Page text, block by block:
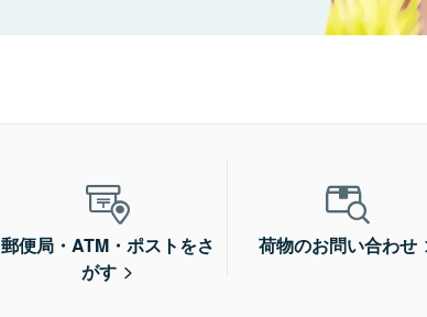
郵便局・ATM・ポストをさ
がす
荷物のお問い合わせ